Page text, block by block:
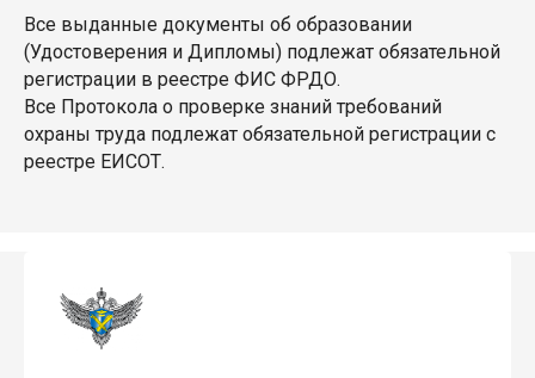
Все выданные документы об образовании
(Удостоверения и Дипломы) подлежат обязательной
регистрации в реестре ФИС ФРДО.
Все Протокола о проверке знаний требований
охраны труда подлежат обязательной регистрации с
реестре ЕИСОТ.